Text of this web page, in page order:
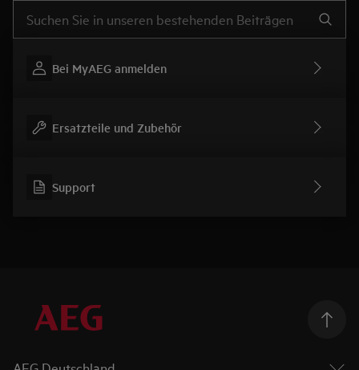
Bei MyAEG anmelden
Ersatzteile und Zubehör
Support